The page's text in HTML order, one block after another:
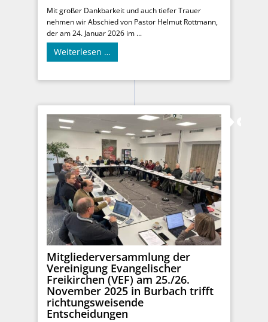
Mit großer Dankbarkeit und auch tiefer Trauer
nehmen wir Abschied von Pastor Helmut Rottmann,
der am 24. Januar 2026 im ...
Weiterlesen …
Mitgliederversammlung der
Vereinigung Evangelischer
Freikirchen (VEF) am 25./26.
November 2025 in Burbach trifft
richtungsweisende
Entscheidungen